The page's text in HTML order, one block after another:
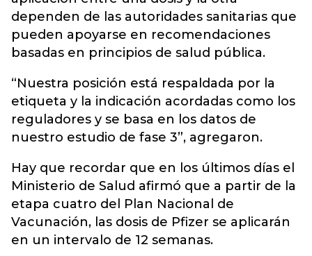
dependen de las autoridades sanitarias que
pueden apoyarse en recomendaciones
basadas en principios de salud pública.
“Nuestra posición está respaldada por la
etiqueta y la indicación acordadas como los
reguladores y se basa en los datos de
nuestro estudio de fase 3”, agregaron.
Hay que recordar que en los últimos días el
Ministerio de Salud afirmó que a partir de la
etapa cuatro del Plan Nacional de
Vacunación, las dosis de Pfizer se aplicarán
en un intervalo de 12 semanas.